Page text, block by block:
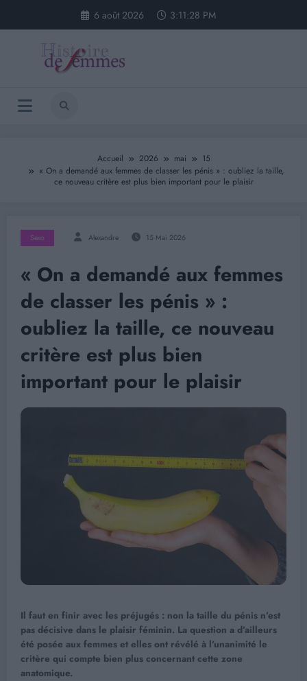
contenu
6 août 2026 3:11:28 PM
Accueil 2026 mai
15
« On a demandé aux femmes de classer les pénis » : oubliez la taille,
ce nouveau critère est plus bien important pour le plaisir
Sexo Alexandre 15 Mai 2026
« On a demandé aux femmes
de classer les pénis » :
oubliez la taille, ce nouveau
critère est plus bien
important pour le plaisir
Il faut en finir avec les préjugés : non la taille du pénis n’est
pas décisive dans le plaisir féminin. La question a d’ailleurs
été posée aux femmes et elles ont révélé à l’unanimité le
critère qui compte bien plus concernant cette zone
anatomique.